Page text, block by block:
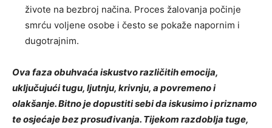
živote na bezbroj načina. Proces žalovanja počinje
smrću voljene osobe i često se pokaže napornim i
dugotrajnim.
Ova faza obuhvaća iskustvo različitih emocija,
uključujući tugu, ljutnju, krivnju, a povremeno i
olakšanje. Bitno je dopustiti sebi da iskusimo i priznamo
te osjećaje bez prosuđivanja. Tijekom razdoblja tuge,